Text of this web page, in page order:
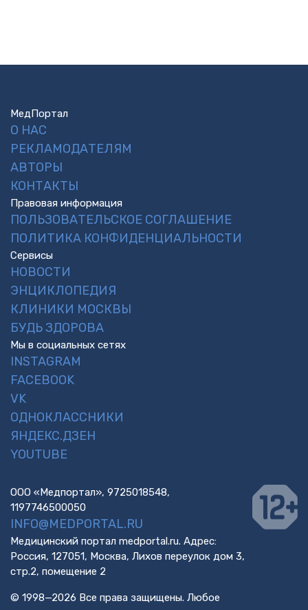
МедПортал
О НАС
РЕКЛАМОДАТЕЛЯМ
АВТОРЫ
КОНТАКТЫ
Правовая информация
ПОЛЬЗОВАТЕЛЬСКОЕ СОГЛАШЕНИЕ
ПОЛИТИКА КОНФИДЕНЦИАЛЬНОСТИ
Сервисы
НОВОСТИ
ЭНЦИКЛОПЕДИЯ
КЛИНИКИ МОСКВЫ
БУДЬ ЗДОРОВА
Мы в социальных сетях
INSTAGRAM
FACEBOOK
VK
ОДНОКЛАССНИКИ
ЯНДЕКС.ДЗЕН
YOUTUBE
ООО «Медпортал», 9725018548,
1197746500050
INFO@MEDPORTAL.RU
Медицинский портал medportal.ru. Адрес:
Россия, 127051, Москва, Лихов переулок дом 3,
стр.2, помещение 2
© 1998—2026 Все права защищены. Любое